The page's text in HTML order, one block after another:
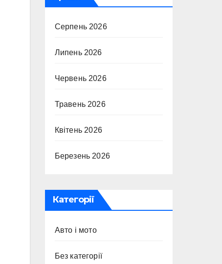
Серпень 2026
Липень 2026
Червень 2026
Травень 2026
Квітень 2026
Березень 2026
Категорії
Авто і мото
Без категорії